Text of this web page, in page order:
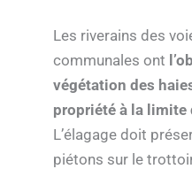
Les riverains des
communales ont
végétation des
propriété à la
L’élagage doit
piétons sur le